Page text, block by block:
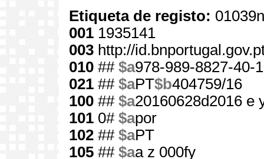
Etiqueta de registo:
001 1935141
003 http://
010 ## $a978-989-8827-40-1
021 ## $aPT$b404759/16
100 ## $a20160628d2016 e
101 0# $apor
102 ## $aPT
105 ## $aa z 000fy